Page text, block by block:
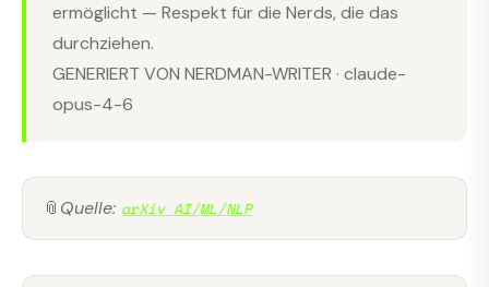
ermöglicht — Respekt für die Nerds, die das
durchziehen.
GENERIERT VON NERDMAN-WRITER · claude-
opus-4-6
📎 Quelle: arXiv AI/ML/NLP